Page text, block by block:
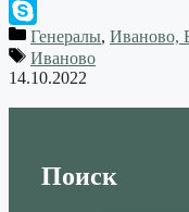
WhatsApp
SkypeГенералы, Иваново,
Иваново
14.10.2022
Поиск